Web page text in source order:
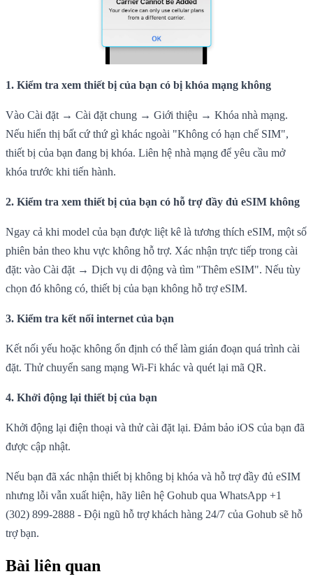
1. Kiểm tra xem thiết bị của bạn có bị khóa mạng không
Vào Cài đặt → Cài đặt chung → Giới thiệu → Khóa nhà mạng.
Nếu hiển thị bất cứ thứ gì khác ngoài "Không có hạn chế SIM",
thiết bị của bạn đang bị khóa. Liên hệ nhà mạng để yêu cầu mở
khóa trước khi tiến hành.
2. Kiểm tra xem thiết bị của bạn có hỗ trợ đầy đủ eSIM không
Ngay cả khi model của bạn được liệt kê là tương thích eSIM, một số
phiên bản theo khu vực không hỗ trợ. Xác nhận trực tiếp trong cài
đặt: vào Cài đặt → Dịch vụ di động và tìm "Thêm eSIM". Nếu tùy
chọn đó không có, thiết bị của bạn không hỗ trợ eSIM.
3. Kiểm tra kết nối internet của bạn
Kết nối yếu hoặc không ổn định có thể làm gián đoạn quá trình cài
đặt. Thử chuyển sang mạng Wi-Fi khác và quét lại mã QR.
4. Khởi động lại thiết bị của bạn
Khởi động lại điện thoại và thử cài đặt lại. Đảm bảo iOS của bạn đã
được cập nhật.
Nếu bạn đã xác nhận thiết bị không bị khóa và hỗ trợ đầy đủ eSIM
nhưng lỗi vẫn xuất hiện, hãy liên hệ Gohub qua WhatsApp +1
(302) 899-2888 - Đội ngũ hỗ trợ khách hàng 24/7 của Gohub sẽ hỗ
trợ bạn.
Bài liên quan